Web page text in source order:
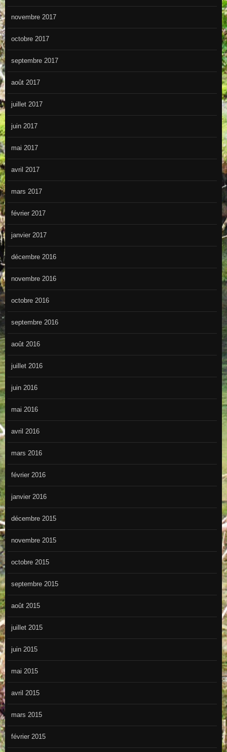
novembre 2017
octobre 2017
septembre 2017
août 2017
juillet 2017
juin 2017
mai 2017
avril 2017
mars 2017
février 2017
janvier 2017
décembre 2016
novembre 2016
octobre 2016
septembre 2016
août 2016
juillet 2016
juin 2016
mai 2016
avril 2016
mars 2016
février 2016
janvier 2016
décembre 2015
novembre 2015
octobre 2015
septembre 2015
août 2015
juillet 2015
juin 2015
mai 2015
avril 2015
mars 2015
février 2015